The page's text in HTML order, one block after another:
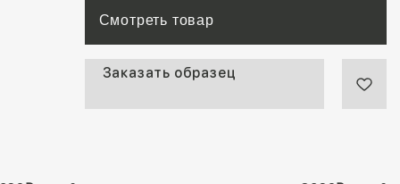
Заказать образец